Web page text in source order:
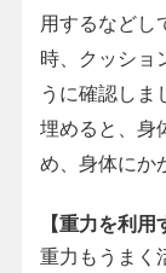
用するなどし
時、クッショ
うに確認しま
埋めると、身
め、身体にか
【重力を利用
重力もうまく